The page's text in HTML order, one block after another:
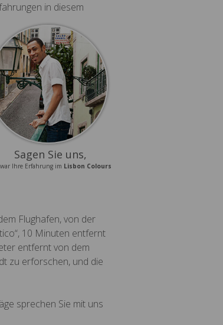
in diesem
Sagen Sie uns,
Ihre Erfahrung im Lisbon Colours
Flughafen, von der
10 Minuten entfernt
entfernt von dem
zu erforschen, und die
sprechen Sie mit uns